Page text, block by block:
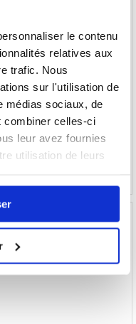
le contenu
relatives aux
trafic. Nous
sur l'utilisation de
médias sociaux, de
combiner celles-ci
leur avez fournies
utilisation de leurs
986,90EUR
RÉFÉRENCE: 3020449-VAR